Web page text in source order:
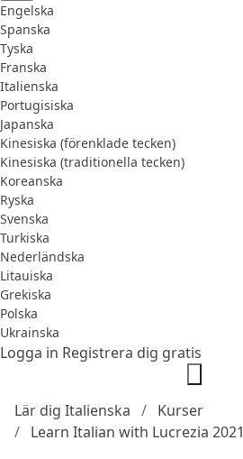
Engelska
Spanska
Tyska
Franska
Italienska
Portugisiska
Japanska
Kinesiska (förenklade tecken)
Kinesiska (traditionella tecken)
Koreanska
Ryska
Svenska
Turkiska
Nederländska
Litauiska
Grekiska
Polska
Ukrainska
Logga in Registrera dig gratis
Lär dig Italienska
Kurser
Learn Italian with Lucrezia 2021